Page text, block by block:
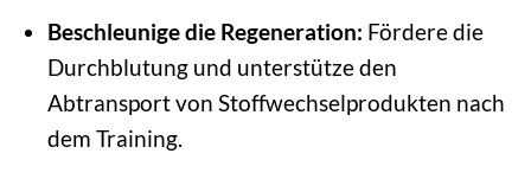
Beschleunige die Regeneration: Fördere die
Durchblutung und unterstütze den
Abtransport von Stoffwechselprodukten nach
dem Training.